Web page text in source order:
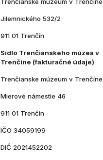
Jilemnického 532/2
911 01 Trenčín
Sídlo Trenčianskeho múzea v
Trenčíne (fakturačné údaje)
Trenčianske múzeum v Trenčíne
Mierové námestie 46
911 01 Trenčín
IČO 34059199
DIČ 2021452202